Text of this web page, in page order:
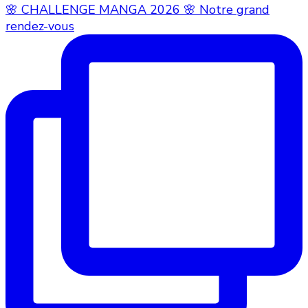
🌸 CHALLENGE MANGA 2026 🌸 Notre grand
rendez-vous